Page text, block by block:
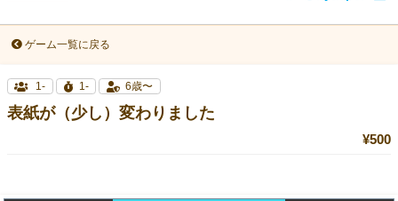
ゲーム一覧に戻る
1- 1- 6歳〜
表紙が（少し）変わりました
¥500